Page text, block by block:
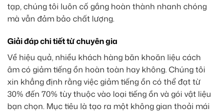
tạp, chúng tôi luôn cố gắng hoàn thành nhanh chóng
mà vẫn đảm bảo chất lượng.
Giải đáp chi tiết từ chuyên gia
Về hiệu quả, nhiều khách hàng băn khoăn liệu cách
âm có giảm tiếng ồn hoàn toàn hay không. Chúng tôi
xin khẳng định rằng việc giảm tiếng ồn có thể đạt từ
30% đến 70% tùy thuộc vào loại tiếng ồn và gói vật liệu
bạn chọn. Mục tiêu là tạo ra một không gian thoải mái